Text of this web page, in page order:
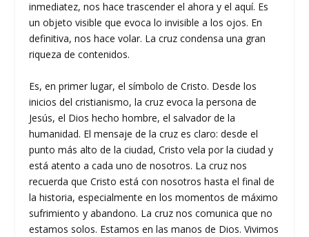
inmediatez, nos hace trascender el ahora y el aquí. Es
un objeto visible que evoca lo invisible a los ojos. En
definitiva, nos hace volar. La cruz condensa una gran
riqueza de contenidos.
Es, en primer lugar, el símbolo de Cristo. Desde los
inicios del cristianismo, la cruz evoca la persona de
Jesús, el Dios hecho hombre, el salvador de la
humanidad. El mensaje de la cruz es claro: desde el
punto más alto de la ciudad, Cristo vela por la ciudad y
está atento a cada uno de nosotros. La cruz nos
recuerda que Cristo está con nosotros hasta el final de
la historia, especialmente en los momentos de máximo
sufrimiento y abandono. La cruz nos comunica que no
estamos solos. Estamos en las manos de Dios. Vivimos